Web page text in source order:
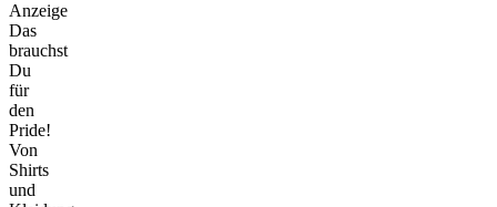
Anzeige
Das
brauchst
Du
für
den
Pride!
Von
Shirts
und